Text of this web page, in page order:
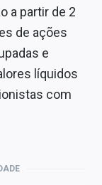
a partir de 2
de ações
e
líquidos
com